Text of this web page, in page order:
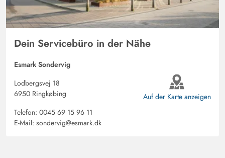
Dein Servicebüro in der Nähe
Esmark Sondervig
Lodbergsvej 18
6950 Ringkøbing
Telefon: 0045 69 15 96 11
E-Mail: sondervig@esmark.dk
Auf der Karte anzeigen